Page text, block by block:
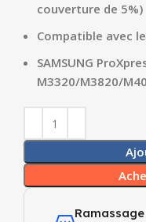
couverture de 5%)
Compatible avec
SAMSUNG
M3320/M3820/